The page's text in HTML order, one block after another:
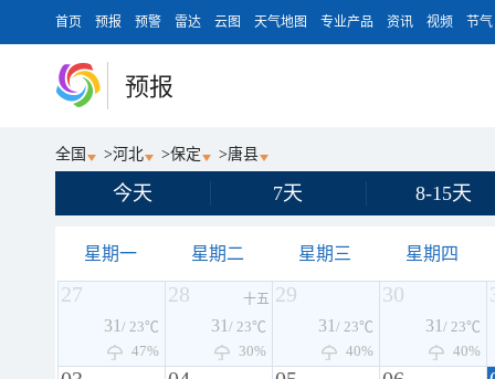
首页 预报 预警 雷达 云图 天气地图 专业产品 资讯 视频 节气
预报
全国 >河北 >保定 >唐县
今天 7天 8-15天
星期一 星期二 星期三 星期四
27
31 / 23℃
47%
28 十五
31 / 23℃
30%
29
31 / 23℃
40%
30
31 / 23℃
40%